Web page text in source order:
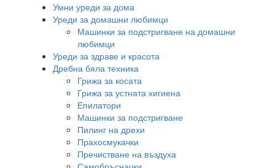
Умни уреди за дома
Уреди за домашни любимци
Машинки за подстригване на домашни
любимци
Уреди за здраве и красота
Дребна бяла техника
Грижа за косата
Грижа за устната хигиена
Епилатори
Машинки за подстригване
Пилинг на дрехи
Прахосмукачки
Пречистване на въздуха